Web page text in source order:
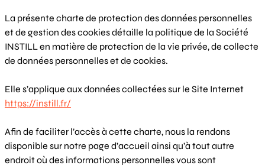
La présente charte de protection des données personnelles
et de gestion des cookies détaille la politique de la Société
INSTILL en matière de protection de la vie privée, de collecte
de données personnelles et de cookies.
Elle s’applique aux données collectées sur le Site Internet
https://instill.fr/
Afin de faciliter l’accès à cette charte, nous la rendons
disponible sur notre page d’accueil ainsi qu’à tout autre
endroit où des informations personnelles vous sont